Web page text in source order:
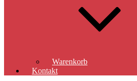
Warenkorb
Kontakt